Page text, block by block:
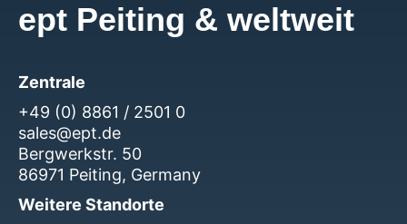
ept Peiting & weltweit
Zentrale
+49 (0) 8861 / 2501 0
sales@ept.de
Bergwerkstr. 50
86971 Peiting, Germany
Weitere Standorte